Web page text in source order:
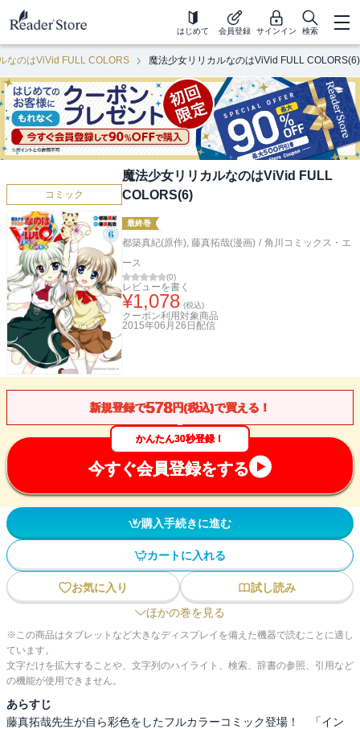
はじめて 会員登録 サインイン 検索
なのはViVid FULL COLORS 魔法少女リリカルなのはViVid FULL COLORS(6)
コミック
魔法少女リリカルなのはViVid FULL
COLORS(6)
最終巻
都築真紀(原作), 藤真拓哉(漫画) / 角川コミックス・エ
ース
(0)
レビューを書く
¥1,078 (税込)
クーポン利用対象商品
2015年06月26日 配信
新規登録で578円(税込)で買える！
かんたん30秒登録！
今すぐ会員登録をする
購入手続きに進む
カートに入れる
お気に入り
試し読み
ほかの巻を見る
※この商品はタブレットなど大きなディスプレイを備えた機器で読むことに適し
ています。
文字だけを拡大することや、文字列のハイライト、検索、辞書の参照、引用など
の機能が使用できません。
あらすじ
藤真拓哉先生が自ら彩色をしたフルカラーコミック登場！ 「イン